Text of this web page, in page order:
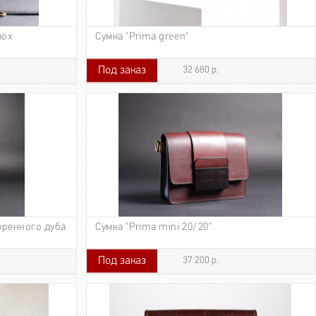
Сумка "Prima green"
32 680 р. 32 680 р.
Под заказ
дуба
Сумка "Prima mini 20/20"
37 200 р. 37 200 р.
Под заказ